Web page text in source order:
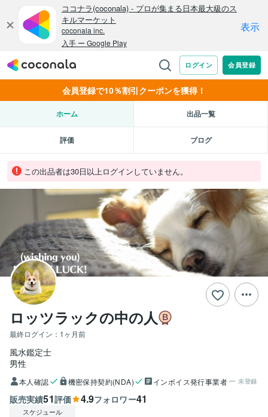
会員登録で10％割引クーポンを獲得！
ホーム 出品一覧
評価 ブログ
この出品者は30日以上ログインしていません。
ロッツラックの中の人
最終ログイン： 1ヶ月前
風水鑑定士
男性
本人確認 機密保持契約(NDA) インボイス発行事業者 未登録
販売実績51評価 4.9フォロワー41
スケジュール